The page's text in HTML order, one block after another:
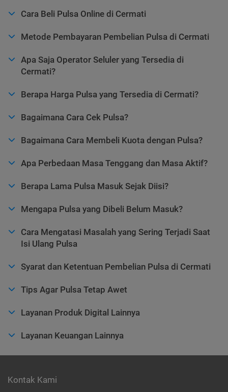
Cara Beli Pulsa Online di Cermati
Metode Pembayaran Pembelian Pulsa di Cermati
Apa Saja Operator Seluler yang Tersedia di
Cermati?
Berapa Harga Pulsa yang Tersedia di Cermati?
Bagaimana Cara Cek Pulsa?
Bagaimana Cara Membeli Kuota dengan Pulsa?
Apa Perbedaan Masa Tenggang dan Masa Aktif?
Berapa Lama Pulsa Masuk Sejak Diisi?
Mengapa Pulsa yang Dibeli Belum Masuk?
Cara Mengatasi Masalah yang Sering Terjadi Saat
Isi Ulang Pulsa
Syarat dan Ketentuan Pembelian Pulsa di Cermati
Tips Agar Pulsa Tetap Awet
Layanan Produk Digital Lainnya
Layanan Keuangan Lainnya
Kontak Kami